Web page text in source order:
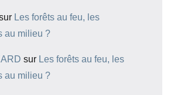
Les forêts au feu, les
au milieu ?
sur Les forêts au feu, les
au milieu ?